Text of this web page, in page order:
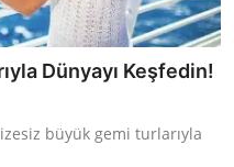
Dünyayı Keşfedin!
büyük gemi turlarıyla